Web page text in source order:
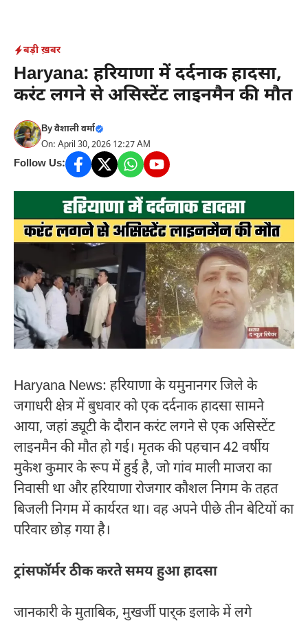
content
बड़ी ख़बर
Haryana: हरियाणा में दर्दनाक हादसा,
करंट लगने से असिस्टेंट लाइनमैन की मौत
Byवैशाली वर्मा
On: April 30, 2026 12:27 AM
Follow Us:
Haryana News: हरियाणा के यमुनानगर जिले के
जगाधरी क्षेत्र में बुधवार को एक दर्दनाक हादसा सामने
आया, जहां ड्यूटी के दौरान करंट लगने से एक असिस्टेंट
लाइनमैन की मौत हो गई। मृतक की पहचान 42 वर्षीय
मुकेश कुमार के रूप में हुई है, जो गांव माली माजरा का
निवासी था और हरियाणा रोजगार कौशल निगम के तहत
बिजली निगम में कार्यरत था। वह अपने पीछे तीन बेटियों का
परिवार छोड़ गया है।
ट्रांसफॉर्मर ठीक करते समय हुआ हादसा
जानकारी के मुताबिक, मुखर्जी पार्क इलाके में लगे